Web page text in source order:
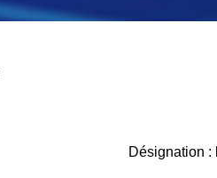
Désignation :